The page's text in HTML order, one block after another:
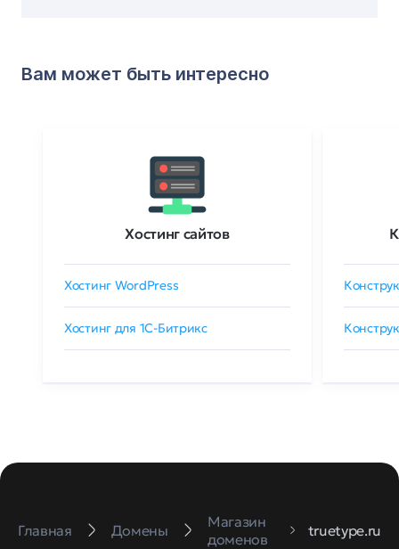
Вам может быть интересно
Хостинг сайтов
Хостинг WordPress
Хостинг для 1C-Битрикс
Главная Домены
Магазин
доменов
truetype.ru